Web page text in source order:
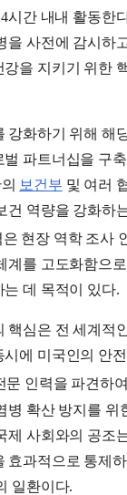
시간 내내 활동한
을 사전에 감시하
을 지키기 위한
강화하기 위해 해
파트너십을 구
보건부 및 여러
건 역량을 강화하
현장 역학 조사
계를 고도화함으
는 데 목적이 있다.
핵심은 전 세계적
에 미국인의 안
문 인력을 파견하
병 확산 방지를 위
제 사회와의 공조
효과적으로 통제
일환이다.